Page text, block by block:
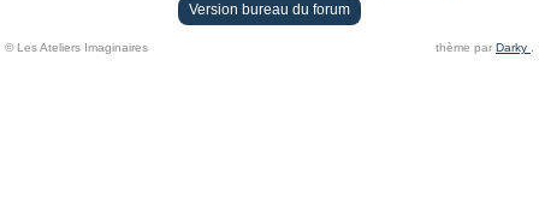
Version bureau du forum
© Les Ateliers Imaginaires thème par Darky